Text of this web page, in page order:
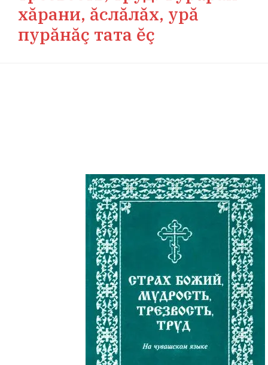
хăрани, ăслăлăх, урă
пурăнăç тата ĕç